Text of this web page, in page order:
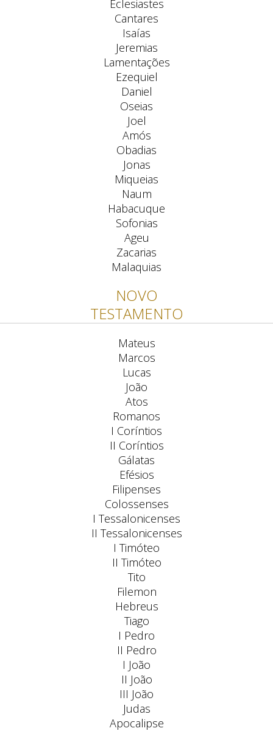
Eclesiastes
Cantares
Isaías
Jeremias
Lamentações
Ezequiel
Daniel
Oseias
Joel
Amós
Obadias
Jonas
Miqueias
Naum
Habacuque
Sofonias
Ageu
Zacarias
Malaquias
NOVO
TESTAMENTO
Mateus
Marcos
Lucas
João
Atos
Romanos
I Coríntios
II Coríntios
Gálatas
Efésios
Filipenses
Colossenses
I Tessalonicenses
II Tessalonicenses
I Timóteo
II Timóteo
Tito
Filemon
Hebreus
Tiago
I Pedro
II Pedro
I João
II João
III João
Judas
Apocalipse